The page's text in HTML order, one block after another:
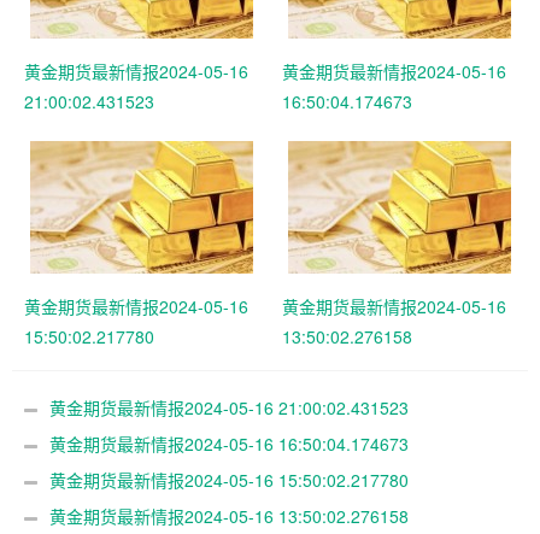
黄金期货最新情报2024-05-16
21:00:02.431523
黄金期货最新情报2024-05-16
16:50:04.174673
黄金期货最新情报2024-05-16
15:50:02.217780
黄金期货最新情报2024-05-16
13:50:02.276158
黄金期货最新情报2024-05-16 21:00:02.431523
黄金期货最新情报2024-05-16 16:50:04.174673
黄金期货最新情报2024-05-16 15:50:02.217780
黄金期货最新情报2024-05-16 13:50:02.276158